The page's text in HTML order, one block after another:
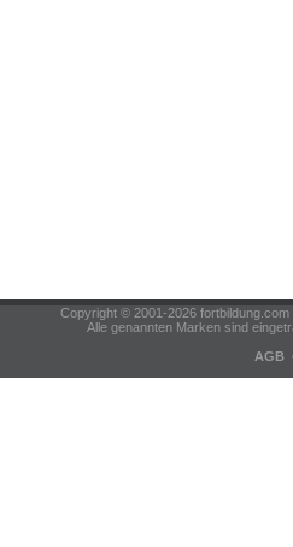
Copyright © 2001-2026
Alle genannten Marken sind
AGB